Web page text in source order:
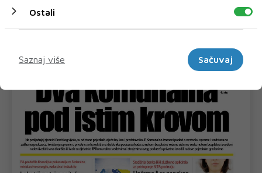
Ostali
Saznaj više
Sačuvaj